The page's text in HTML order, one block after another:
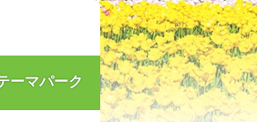
ーマパーク